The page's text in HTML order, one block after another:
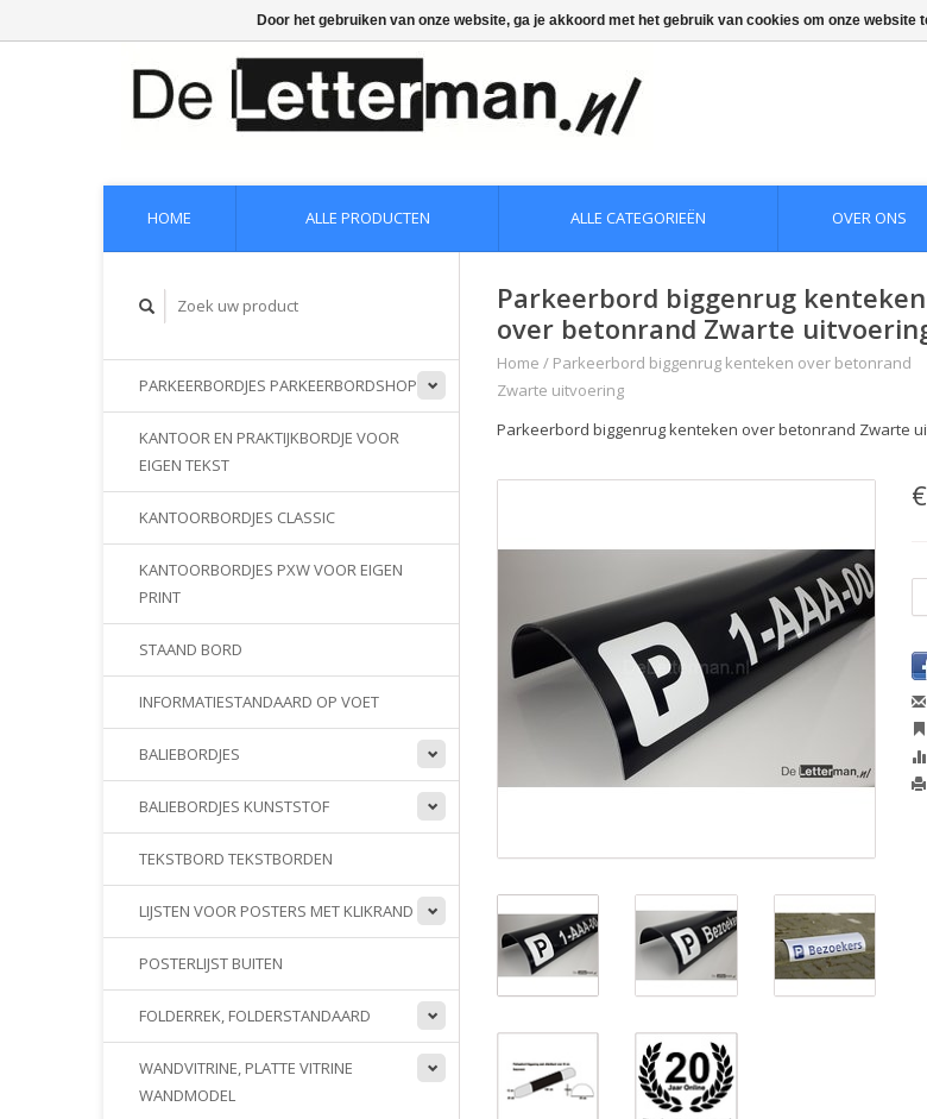
HOME ALLE PRODUCTEN ALLE CATEGORIEËN OVER ONS
PARKEERBORDJES PARKEERBORDSHOP
KANTOOR EN PRAKTIJKBORDJE VOOR
EIGEN TEKST
KANTOORBORDJES CLASSIC
KANTOORBORDJES PXW VOOR EIGEN
PRINT
STAAND BORD
INFORMATIESTANDAARD OP VOET
BALIEBORDJES
BALIEBORDJES KUNSTSTOF
TEKSTBORD TEKSTBORDEN
LIJSTEN VOOR POSTERS MET KLIKRAND
POSTERLIJST BUITEN
FOLDERREK, FOLDERSTANDAARD
WANDVITRINE, PLATTE VITRINE
WANDMODEL
Parkeerbord biggenrug kenteken
over betonrand Zwarte
Home / Parkeerbord biggenrug kenteken over betonrand
Zwarte uitvoering
Parkeerbord biggenrug kenteken over betonrand Zwarte
Door het gebruiken van onze website, ga je akkoord met het gebruik van cookies om onze website